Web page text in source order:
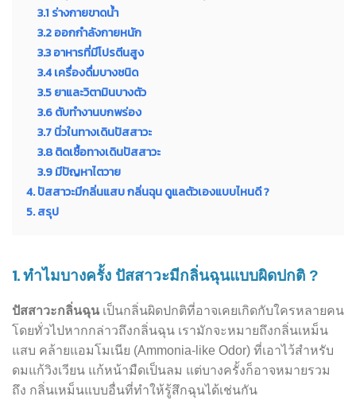
3.1 ร่างกายขาดน้ำ
3.2 ออกกำลังกายหนัก
3.3 อาหารที่มีโปรตีนสูง
3.4 เครื่องดื่มบางชนิด
3.5 ยาและวิตามินบางตัว
3.6 ตับทำงานบกพร่อง
3.7 นิ่วในทางเดินปัสสาวะ
3.8 ติดเชื้อทางเดินปัสสาวะ
3.9 มีปัญหาไตวาย
4. ปัสสาวะมีกลิ่นแสบ กลิ่นฉุน ดูแลตัวเองแบบไหนดี ?
5. สรุป
1.ทำไมบางครั้ง ปัสสาวะมีกลิ่นฉุนแบบผิดปกติ ?
ปัสสาวะกลิ่นฉุน เป็นกลิ่นผิดปกติที่อาจเคยเกิดกับใครหลายคน
โดยทั่วไปหากกล่าวถึงกลิ่นฉุน เรามักจะหมายถึงกลิ่นเหม็น
แสบ คล้ายแอมโมเนีย (Ammonia-like Odor) ที่เอาไว้สำหรับ
ดมแก้วิงเวียน แก้หน้ามืดเป็นลม แต่บางครั้งก็อาจหมายรวม
ถึง กลิ่นเหม็นแบบอื่นที่ทำให้รู้สึกฉุนได้เช่นกัน